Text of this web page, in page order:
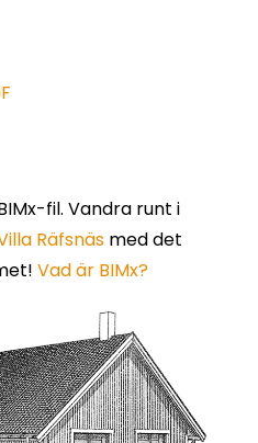
fil. Vandra runt i
Räfsnäsmed det
Vad är BIMx?